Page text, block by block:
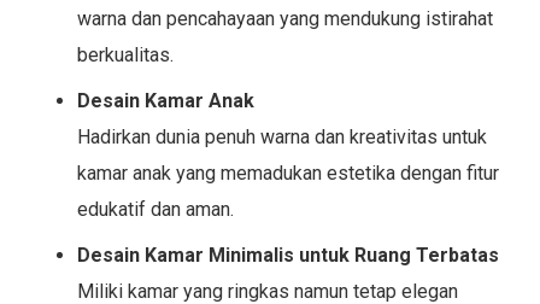
warna dan pencahayaan yang mendukung istirahat
berkualitas.
Desain Kamar Anak
Hadirkan dunia penuh warna dan kreativitas untuk
kamar anak yang memadukan estetika dengan fitur
edukatif dan aman.
Desain Kamar Minimalis untuk Ruang Terbatas
Miliki kamar yang ringkas namun tetap elegan